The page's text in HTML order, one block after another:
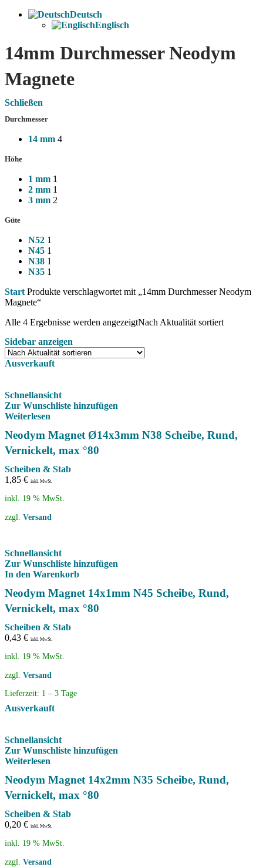
Deutsch
Englisch
14mm Durchmesser Neodym
Magnete
Schließen
Durchmesser
14 mm 4
Höhe
1 mm 1
2 mm 1
3 mm 2
Güte
N52 1
N45 1
N38 1
N35 1
Start Produkte verschlagwortet mit „14mm Durchmesser Neodym
Magnete“
Alle 4 Ergebnisse werden angezeigtNach Aktualität sortiert
Sidebar anzeigen
Ausverkauft
Schnellansicht
Zur Wunschliste hinzufügen
Weiterlesen
Neodym Magnet Ø14x3mm N38 Scheibe, Rund,
Vernickelt, max °80
Scheiben & Stab
1,85 € inkl. MwSt.
inkl. 19 % MwSt.
zzgl. Versand
Schnellansicht
Zur Wunschliste hinzufügen
In den Warenkorb
Neodym Magnet 14x1mm N45 Scheibe, Rund,
Vernickelt, max °80
Scheiben & Stab
0,43 € inkl. MwSt.
inkl. 19 % MwSt.
zzgl. Versand
Lieferzeit: 1 – 3 Tage
Ausverkauft
Schnellansicht
Zur Wunschliste hinzufügen
Weiterlesen
Neodym Magnet 14x2mm N35 Scheibe, Rund,
Vernickelt, max °80
Scheiben & Stab
0,20 € inkl. MwSt.
inkl. 19 % MwSt.
zzgl. Versand